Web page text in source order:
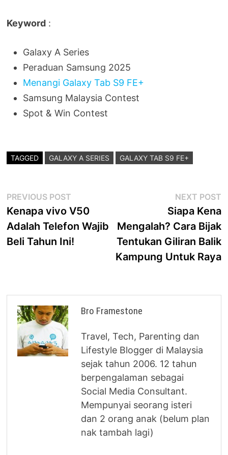
Keyword :
Galaxy A Series
Peraduan Samsung 2025
Menangi Galaxy Tab S9 FE+
Samsung Malaysia Contest
Spot & Win Contest
TAGGED GALAXY A SERIES GALAXY TAB S9 FE+
Post
navigation
PREVIOUS POST
post:
Kenapa vivo V50
Adalah Telefon Wajib
Beli Tahun Ini!
NEXT POST
Siapa Kena
Mengalah? Cara Bijak
Tentukan Giliran Balik
Kampung Untuk Raya
Bro Framestone
Travel, Tech, Parenting dan
Lifestyle Blogger di Malaysia
sejak tahun 2006. 12 tahun
berpengalaman sebagai
Social Media Consultant.
Mempunyai seorang isteri
dan 2 orang anak (belum plan
nak tambah lagi)